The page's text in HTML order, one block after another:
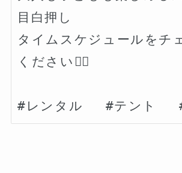
目白押し
タイムスケジュールをチ
くださいね🏻